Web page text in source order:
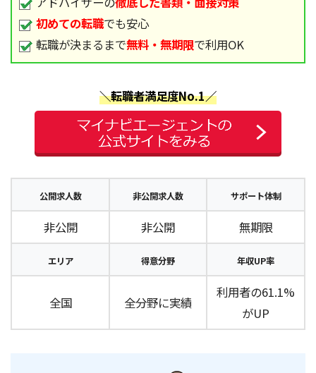
初めての転職でも安心
転職が決まるまで無料・無期限で利用OK
＼転職者満足度No.1／
公開求人数 非公開求人数 サポート体制
非公開 非公開 無期限
エリア 得意分野 年収UP率
全国 全分野に実績
利用者の61.1%
がUP